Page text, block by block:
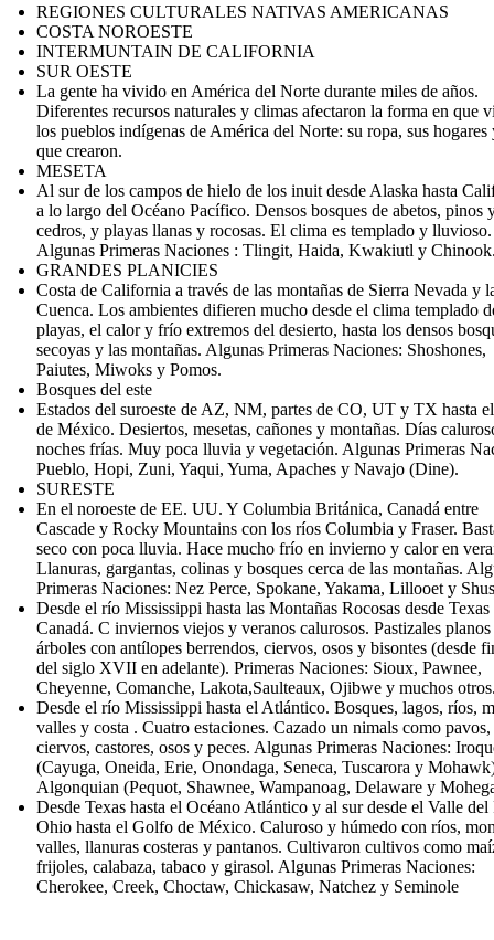
REGIONES CULTURALES NATIVAS AMERICANAS
COSTA NOROESTE
INTERMUNTAIN DE CALIFORNIA
SUR OESTE
La gente ha vivido en América del Norte durante miles de años.
Diferentes recursos naturales y climas afectaron la forma en que
los pueblos indígenas de América del Norte: su ropa, sus hogares
que crearon.
MESETA
Al sur de los campos de hielo de los inuit desde Alaska hasta
a lo largo del Océano Pacífico. Densos bosques de abetos, pinos
cedros, y playas llanas y rocosas. El clima es templado y lluvioso.
Algunas Primeras Naciones : Tlingit, Haida, Kwakiutl y
GRANDES PLANICIES
Costa de California a través de las montañas de Sierra Nevada y
Cuenca. Los ambientes difieren mucho desde el clima templado
playas, el calor y frío extremos del desierto, hasta los densos
secoyas y las montañas. Algunas Primeras Naciones: Shoshones,
Paiutes, Miwoks y Pomos.
Bosques del este
Estados del suroeste de AZ, NM, partes de CO, UT y TX hasta
de México. Desiertos, mesetas, cañones y montañas. Días
noches frías. Muy poca lluvia y vegetación. Algunas Primeras
Pueblo, Hopi, Zuni, Yaqui, Yuma, Apaches y Navajo (Dine).
SURESTE
En el noroeste de EE. UU. Y Columbia Británica, Canadá entre
Cascade y Rocky Mountains con los ríos Columbia y Fraser.
seco con poca lluvia. Hace mucho frío en invierno y calor en
Llanuras, gargantas, colinas y bosques cerca de las montañas.
Primeras Naciones: Nez Perce, Spokane, Yakama, Lillooet y
Desde el río Mississippi hasta las Montañas Rocosas desde Texas
Canadá. C inviernos viejos y veranos calurosos. Pastizales
árboles con antílopes berrendos, ciervos, osos y bisontes (desde
del siglo XVII en adelante). Primeras Naciones: Sioux, Pawnee,
Cheyenne, Comanche, Lakota,Saulteaux, Ojibwe y muchos
Desde el río Mississippi hasta el Atlántico. Bosques, lagos, ríos,
valles y costa . Cuatro estaciones. Cazado un nimals como pavos,
ciervos, castores, osos y peces. Algunas Primeras Naciones:
(Cayuga, Oneida, Erie, Onondaga, Seneca, Tuscarora y
Algonquian (Pequot, Shawnee, Wampanoag, Delaware y
Desde Texas hasta el Océano Atlántico y al sur desde el Valle del
Ohio hasta el Golfo de México. Caluroso y húmedo con ríos,
valles, llanuras costeras y pantanos. Cultivaron cultivos como
frijoles, calabaza, tabaco y girasol. Algunas Primeras Naciones:
Cherokee, Creek, Choctaw, Chickasaw, Natchez y Seminole